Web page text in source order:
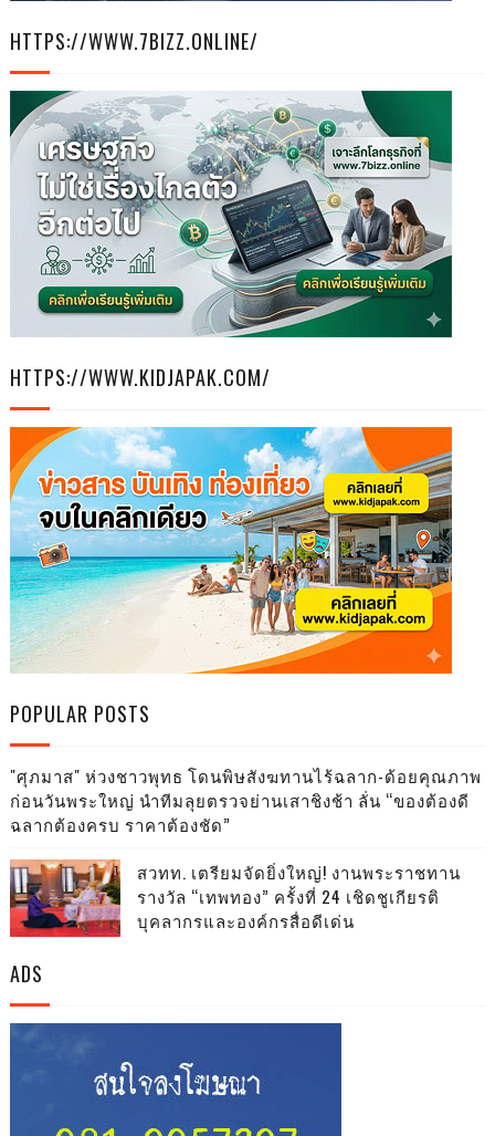
HTTPS://WWW.7BIZZ.ONLINE/
HTTPS://WWW.KIDJAPAK.COM/
POPULAR POSTS
"ศุภมาส" ห่วงชาวพุทธ โดนพิษสังฆทานไร้ฉลาก-ด้อยคุณภาพ
ก่อนวันพระใหญ่ นำทีมลุยตรวจย่านเสาชิงช้า ลั่น “ของต้องดี
ฉลากต้องครบ ราคาต้องชัด”
สวทท. เตรียมจัดยิ่งใหญ่! งานพระราชทาน
รางวัล “เทพทอง” ครั้งที่ 24 เชิดชูเกียรติ
บุคลากรและองค์กรสื่อดีเด่น
ADS